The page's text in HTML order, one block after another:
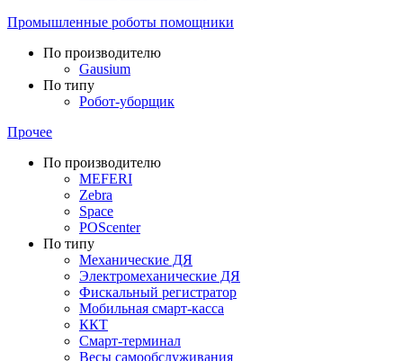
Промышленные роботы помощники
По производителю
Gausium
По типу
Робот-уборщик
Прочее
По производителю
MEFERI
Zebra
Space
POScenter
По типу
Механические ДЯ
Электромеханические ДЯ
Фискальный регистратор
Мобильная смарт-касса
ККТ
Смарт-терминал
Весы самообслуживания